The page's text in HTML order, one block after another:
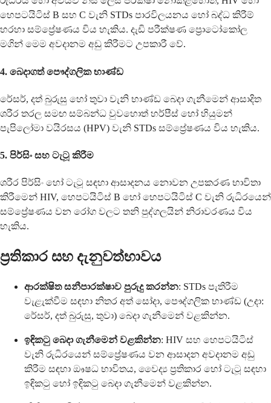
හෙපටයිටිස් B සහ C වැනි STDs පාරවිලයනය හෝ බද්ධ කිරීම්
හරහා සම්ප්‍රේෂණය විය හැකිය. දැඩි පරීක්ෂණ ප්‍රොටෝකෝල
මගින් මෙම අවදානම අඩු කිරීමට උපකාරී වේ.
4. බෙදාගත් පෞද්ගලික භාණ්ඩ
රේසර්, දත් බුරුසු හෝ තුවා වැනි භාණ්ඩ බෙදා ගැනීමෙන් ආසාදිත
ශරීර තරල සමඟ සම්බන්ධ වුවහොත් හර්පීස් හෝ හියුමන්
පැපිලෝමා වයිරසය (HPV) වැනි STDs සම්ප්‍රේෂණය විය හැකිය.
5. පිර්සිං සහ ටැටූ කිරීම
ශරීර පිර්සිං හෝ ටැටූ සඳහා ආසාදනය නොවන උපකරණ භාවිතා
කිරීමෙන් HIV, හෙපටයිටිස් B හෝ හෙපටයිටිස් C වැනි රුධිරයෙන්
සම්ප්‍රේෂණය වන රෝග වලට තනි පුද්ගලයින් නිරාවරණය විය
හැකිය.
ප්‍රතිකාර සහ දැනුවත්භාවය
ආරක්ෂිත සනීපාරක්ෂාව පුරුදු කරන්න: STDs පැතිරීම
වැළැක්වීම සඳහා නිතර අත් සෝදා, පෞද්ගලික භාණ්ඩ (උදා:
රේසර්, දත් බුරුසු, තුවා) බෙදා ගැනීමෙන් වළකින්න.
ඉඳිකටු බෙදා ගැනීමෙන් වළකින්න: HIV සහ හෙපටයිටිස්
වැනි රුධිරයෙන් සම්ප්‍රේෂණය වන ආසාදන අවදානම අඩු
කිරීම සඳහා ඖෂධ භාවිතය, වෛද්‍ය ප්‍රතිකාර හෝ ටැටූ සඳහා
ඉඳිකටු හෝ ඉඳිකටු බෙදා ගැනීමෙන් වළකින්න.